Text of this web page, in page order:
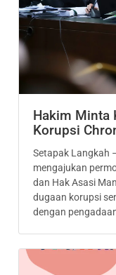
Hakim Minta
Korupsi
Setapak Langkah
mengajukan
dan Hak Asasi
dugaan korupsi
dengan